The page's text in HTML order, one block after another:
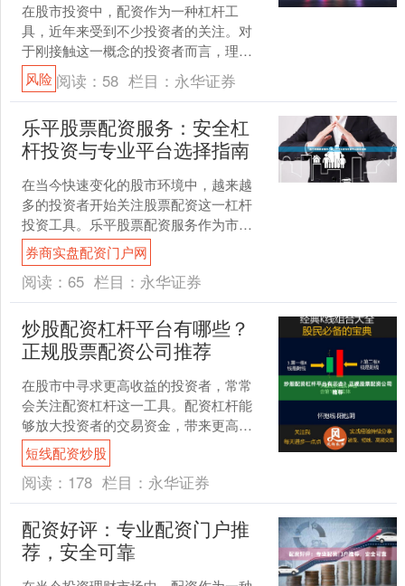
在股市投资中，配资作为一种杠杆工
具，近年来受到不少投资者的关注。对
于刚接触这一概念的投资者而言，理解
配资的基本原理、潜在机会以及伴随的
风险，是参与前必须完成的功....
风险 阅读： 58 栏目： 永华证券
乐平股票配资服务：安全杠
杆投资与专业平台选择指南
在当今快速变化的股市环境中，越来越
多的投资者开始关注股票配资这一杠杆
投资工具。乐平股票配资服务作为市场
中的一种选择，为投资者提供了放大资
金规模的可能性券商实盘配....
券商实盘配资门户网
阅读： 65 栏目： 永华证券
炒股配资杠杆平台有哪些？
正规股票配资公司推荐
在股市中寻求更高收益的投资者，常常
会关注配资杠杆这一工具。配资杠杆能
够放大投资者的交易资金，带来更高潜
在回报的同时也伴随着更大风险。那
么，目前市场上有哪些炒股配....
短线配资炒股
阅读： 178 栏目： 永华证券
配资好评：专业配资门户推
荐，安全可靠